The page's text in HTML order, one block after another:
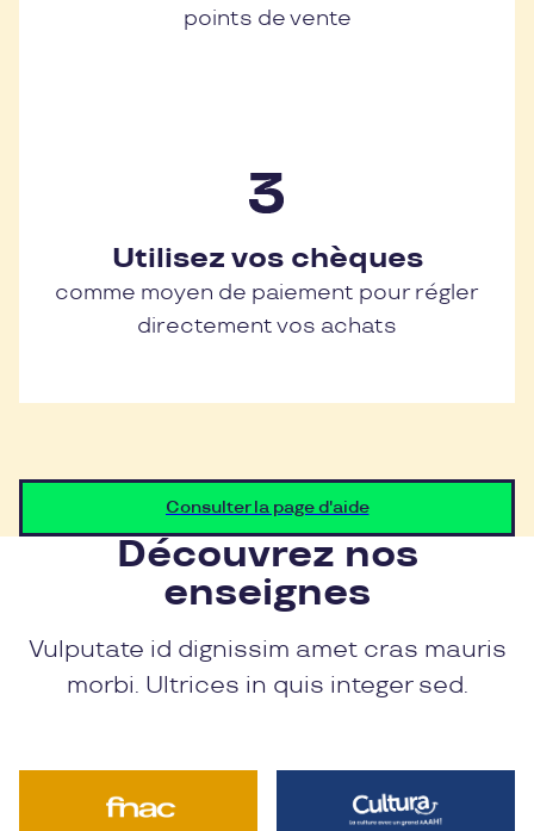
points de vente
Utilisez vos chèques
comme moyen de paiement pour régler
directement vos achats
Consulter la page d'aide
Découvrez nos
enseignes
Vulputate id dignissim amet cras mauris
morbi. Ultrices in quis integer sed.